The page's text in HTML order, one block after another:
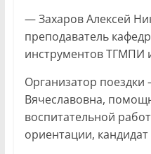
— Захаров Алексей
преподаватель
инструментов ТГМПИ
Организатор
Вячеславовна,
воспитательной
ориентации, кандидат